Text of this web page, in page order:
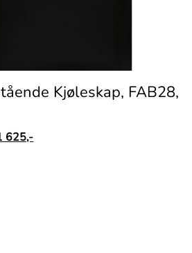
Kjøleskap, FAB28,
625,-